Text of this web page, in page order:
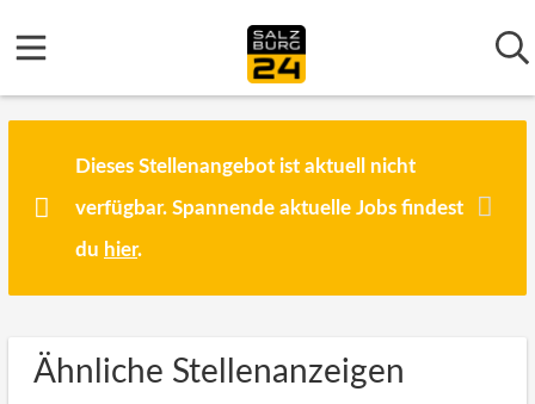
Dieses Stellenangebot ist aktuell nicht
verfügbar. Spannende aktuelle Jobs findest
du hier.
Ähnliche Stellenanzeigen